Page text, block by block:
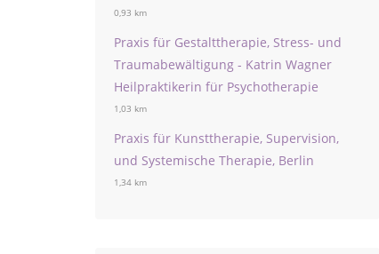
0,93 km
Praxis für Gestalttherapie, Stress- und
Traumabewältigung - Katrin Wagner
Heilpraktikerin für Psychotherapie
1,03 km
Praxis für Kunsttherapie, Supervision,
und Systemische Therapie, Berlin
1,34 km